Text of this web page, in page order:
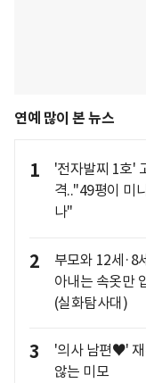
연예 많이 본 뉴스
1
'전자발찌 1호'
격.."49평이 미
나"
2
부모와 12세·8
아내는 속옷만
(실화탐사대)
3
'의사 남편♥' 재
않는 미모